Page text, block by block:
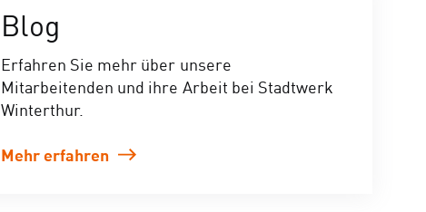
Blog
Erfahren Sie mehr über unsere
Mitarbeitenden und ihre Arbeit bei Stadtwerk
Winterthur.
Mehr erfahren